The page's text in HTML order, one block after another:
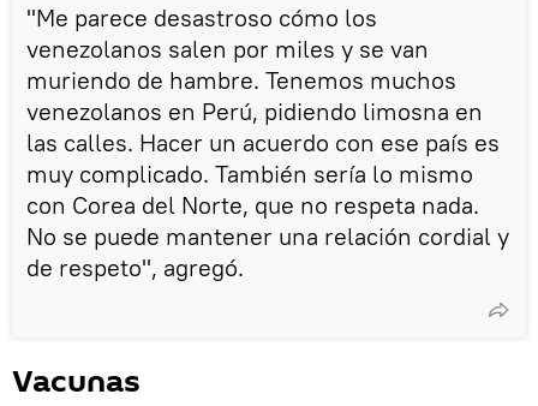
"Me parece desastroso cómo los
venezolanos salen por miles y se van
muriendo de hambre. Tenemos muchos
venezolanos en Perú, pidiendo limosna en
las calles. Hacer un acuerdo con ese país es
muy complicado. También sería lo mismo
con Corea del Norte, que no respeta nada.
No se puede mantener una relación cordial y
de respeto", agregó.
Vacunas